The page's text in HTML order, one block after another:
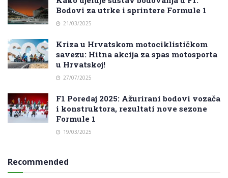
Bodovi za utrke i sprintere Formule 1
21/03/2025
Kriza u Hrvatskom motociklističkom
savezu: Hitna akcija za spas motosporta
u Hrvatskoj!
27/07/2025
F1 Poredaj 2025: Ažurirani bodovi vozača
i konstruktora, rezultati nove sezone
Formule 1
19/03/2025
Recommended